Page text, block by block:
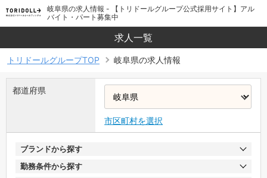
岐阜県の求人情報 - 【トリドールグループ公式採用サイト】アル
バイト・パート募集中
求人一覧
トリドールグループTOP 岐阜県の求人情報
都道府県
市区町村を選択
ブランドから探す
勤務条件から探す